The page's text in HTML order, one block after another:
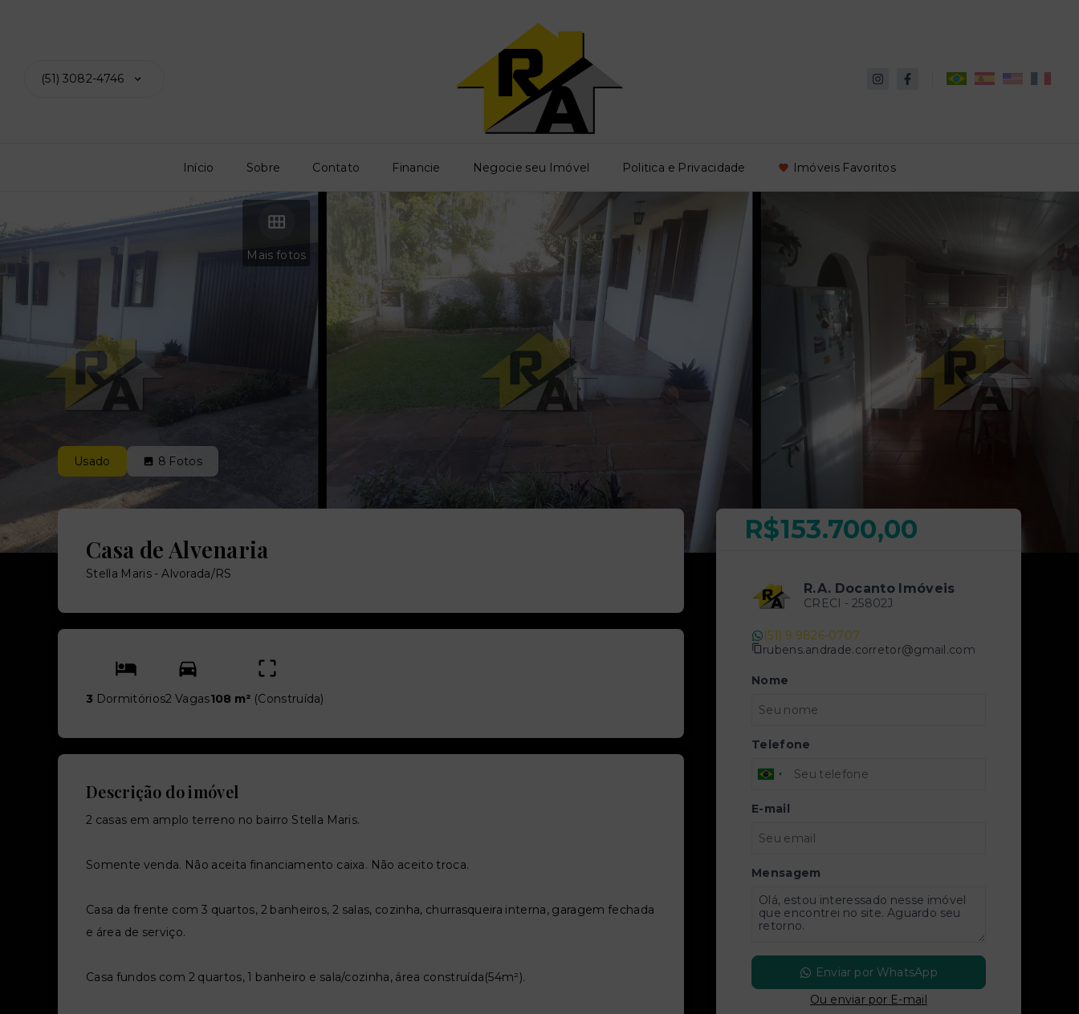
(51) 3082-4746
Início Sobre Contato Financie Negocie seu Imóvel Politica e Privacidade Imóveis Favoritos
Mais fotos
Usado 8 Fotos
Casa de Alvenaria
Stella Maris - Alvorada/RS
3 Dormitórios2 Vagas108 m² (Construída)
Descrição do imóvel
2 casas em amplo terreno no bairro Stella Maris.
Somente venda. Não aceita financiamento caixa. Não aceito troca.
Casa da frente com 3 quartos, 2 banheiros, 2 salas, cozinha, churrasqueira interna, garagem fechada
e área de serviço.
Casa fundos com 2 quartos, 1 banheiro e sala/cozinha, área construída(54m²).
R$153.700,00
R.A. Docanto Imóveis
CRECI - 25802J
(51) 9 9826-0707
rubens.andrade.corretor@gmail.com
Nome
Telefone
E-mail
Mensagem
Enviar por WhatsApp
Ou enviar por E-mail